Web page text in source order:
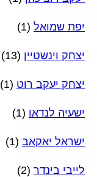
יפת שמואל (1)
יצחק וינשטיין (13)
יצחק יעקב רוט (1)
ישעיה לנדאו (1)
ישראל יאקאב (1)
לייבי בינדר (2)